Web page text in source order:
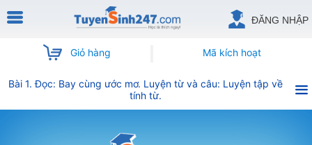
ĐĂNG NHẬP
Giỏ hàng Mã kích hoạt
Bài 1. Đọc: Bay cùng ước mơ. Luyện từ và câu: Luyện tập về
tính từ.